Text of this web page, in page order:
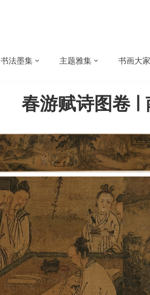
书法墨集 主题雅集 书画大家
春游赋诗图卷 |